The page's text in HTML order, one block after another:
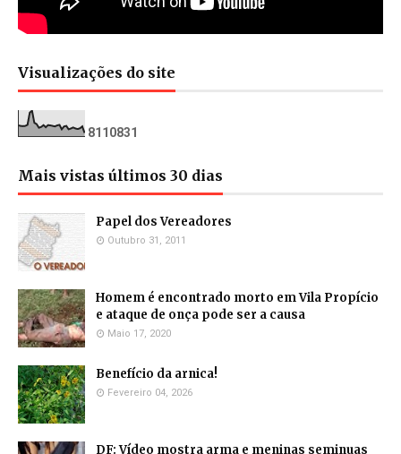
Visualizações do site
81 1 0831
Mais vistas últimos 30 dias
Papel dos Vereadores
Outubro 31, 2011
Homem é encontrado morto em Vila Propício
e ataque de onça pode ser a causa
Maio 17, 2020
Benefício da arnica!
Fevereiro 04, 2026
DF: Vídeo mostra arma e meninas seminuas